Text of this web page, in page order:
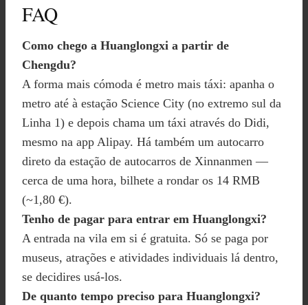
FAQ
Como chego a Huanglongxi a partir de
Chengdu?
A forma mais cómoda é metro mais táxi: apanha o
metro até à estação Science City (no extremo sul da
Linha 1) e depois chama um táxi através do Didi,
mesmo na app Alipay. Há também um autocarro
direto da estação de autocarros de Xinnanmen —
cerca de uma hora, bilhete a rondar os 14 RMB
(~1,80 €).
Tenho de pagar para entrar em Huanglongxi?
A entrada na vila em si é gratuita. Só se paga por
museus, atrações e atividades individuais lá dentro,
se decidires usá-los.
De quanto tempo preciso para Huanglongxi?